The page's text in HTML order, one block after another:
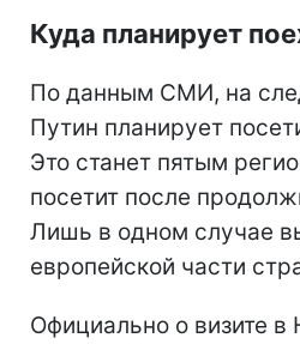
Куда планирует
По данным СМИ, на
Путин планирует
Это станет пятым
посетит после
Лишь в одном случае
европейской части
Официально о визите